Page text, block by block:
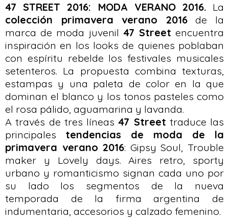
47 STREET 2016: MODA VERANO 2016. La
colección primavera verano 2016de la
marca de moda juvenil 47 Street encuentra
inspiración en los looks de quienes poblaban
con espíritu rebelde los festivales musicales
setenteros. La propuesta combina texturas,
estampas y una paleta de color en la que
dominan el blanco y los tonos pasteles como
el rosa pálido, aguamarina y lavanda.
A través de tres líneas47 Street traduce las
principales tendencias de moda de la
primavera verano 2016: Gipsy Soul, Trouble
maker y Lovely days. Aires retro, sporty
urbano y romanticismo signan cada uno por
su lado los segmentos de la nueva
temporada de la firma argentina de
indumentaria, accesorios y calzado femenino.